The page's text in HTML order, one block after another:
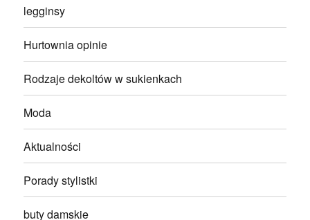
legginsy
Hurtownia opinie
Rodzaje dekoltów w sukienkach
Moda
Aktualności
Porady stylistki
buty damskie